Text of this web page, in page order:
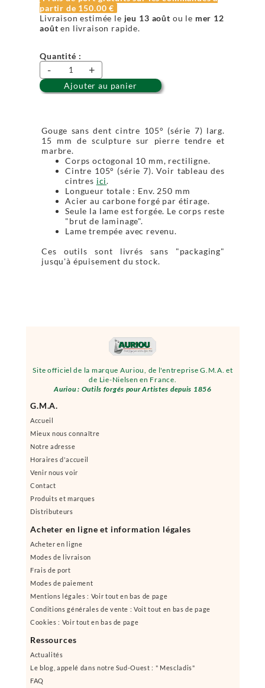
Site officiel de la marque Auriou, de l'entreprise G.M.A. et
de Lie-Nielsen en France.
Auriou : Outils forgés pour Artistes depuis 1856
G.M.A.
Accueil
Mieux nous connaître
Notre adresse
Horaires d'accueil
Venir nous voir
Contact
Produits et marques
Distributeurs
Acheter en ligne et information légales
Acheter en ligne
Modes de livraison
Frais de port
Modes de paiement
Mentions légales : Voir tout en bas de page
Conditions générales de vente : Voit tout en bas de page
Cookies : Voir tout en bas de page
Ressources
Actualités
Le blog, appelé dans notre Sud-Ouest : " Mescladis"
FAQ
partir de 150.00 €
Livraison estimée le jeu 13 août ou le mer 12
août en livraison rapide.
Quantité :
- +
Ajouter au panier
Gouge sans dent cintre 105° (série 7) larg.
15 mm de sculpture sur pierre tendre et
marbre.
Corps octogonal 10 mm, rectiligne.
Cintre 105° (série 7). Voir tableau des
cintres ici.
Longueur totale : Env. 250 mm
Acier au carbone forgé par étirage.
Seule la lame est forgée. Le corps reste
"brut de laminage".
Lame trempée avec revenu.
Ces outils sont livrés sans "packaging"
jusqu'à épuisement du stock.